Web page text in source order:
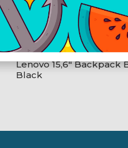
Lenovo 15,6" Backpack
Black